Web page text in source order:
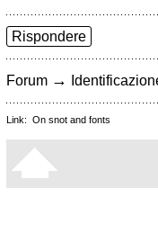
Rispondere
Forum →
Link: On snot and fonts